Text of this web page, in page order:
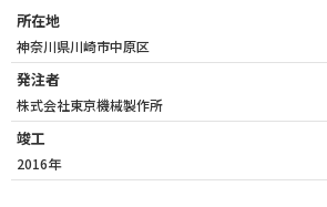
所在地
神奈川県川崎市中原区
発注者
株式会社東京機械製作所
竣工
2016年